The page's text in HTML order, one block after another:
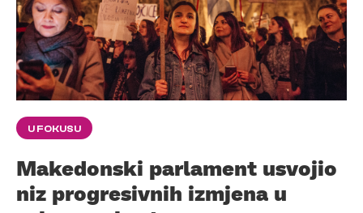
U FOKUSU
Makedonski parlament usvojio
niz progresivnih izmjena u